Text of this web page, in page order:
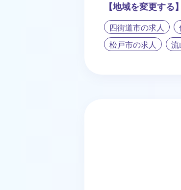
【地域を変更する】
四街道市の求人
松戸市の求人 流